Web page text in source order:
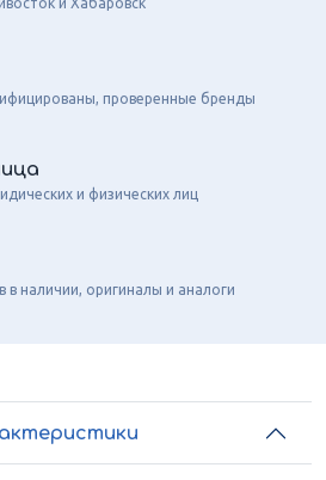
проверенные бренды
и физических лиц
в наличии, оригиналы и аналоги